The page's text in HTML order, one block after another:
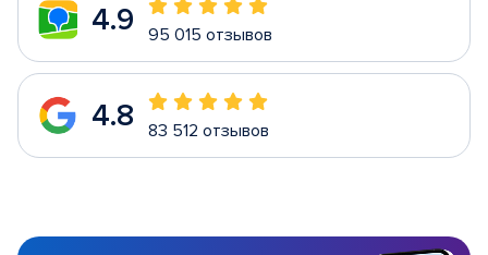
4.9 95 015 отзывов
4.8 83 512 отзывов